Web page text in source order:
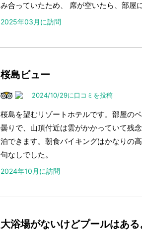
み合っていたため、 席が空いたら、部屋
2025年03月に訪問
桜島ビュー
2024/10/29に口コミを投稿
桜島を望むリゾートホテルです。部屋の
曇りで、山頂付近は雲がかかっていて残
泊できます。朝食バイキングはかなりの
句なしでした。
2024年10月に訪問
大浴場がないけどプールはある